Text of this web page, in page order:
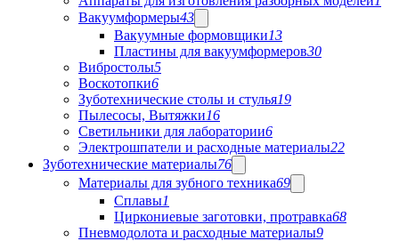
Вакуумформеры43
Вакуумные формовщики13
Пластины для вакуумформеров30
Вибростолы5
Воскотопки6
Зуботехнические столы и стулья19
Пылесосы, Вытяжки16
Светильники для лаборатории6
Электрошпатели и расходные материалы22
Зуботехнические материалы76
Материалы для зубного техника69
Сплавы1
Циркониевые заготовки, протравка68
Пневмодолота и расходные материалы9